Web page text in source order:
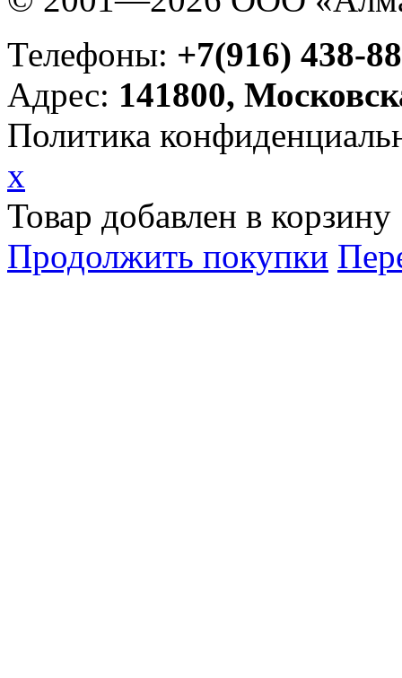
Телефоны: +7(916) 438-
Адрес: 141800,
Политика
x
Товар добавлен в корзину
Продолжить покупки